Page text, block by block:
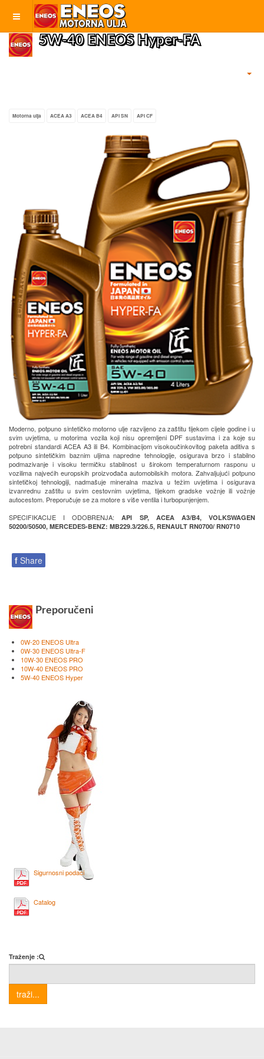
5W-40 ENEOS Hyper-FA
Motorna ulja ACEA A3 ACEA B4 API SN API CF
Moderno, potpuno sintetičko motorno ulje razvijeno za zaštitu tijekom cijele godine i u
svim uvjetima, u motorima vozila koji nisu opremljeni DPF sustavima i za koje su
potrebni standardi ACEA A3 ili B4. Kombinacijom visokoučinkovitog paketa aditiva s
potpuno sintetičkim baznim uljima napredne tehnologije, osigurava brzo i stabilno
podmazivanje i visoku termičku stabilnost u širokom temperaturnom rasponu u
vozilima najvećih europskih proizvođača automobilskih motora. Zahvaljujući potpuno
sintetičkoj tehnologiji, nadmašuje mineralna maziva u težim uvjetima i osigurava
izvanrednu zaštitu u svim cestovnim uvjetima, tijekom gradske vožnje ili vožnje
autocestom. Preporučuje se za motore s više ventila i turbopunjenjem.
SPECIFIKACIJE I ODOBRENJA: API SP, ACEA A3/B4, VOLKSWAGEN
50200/50500, MERCEDES-BENZ: MB229.3/226.5, RENAULT RN0700/ RN0710
f Share
Preporučeni
0W-20 ENEOS Ultra
0W-30 ENEOS Ultra-F
10W-30 ENEOS PRO
10W-40 ENEOS PRO
5W-40 ENEOS Hyper
Sigurnosni podaci
Catalog
Traženje :
traži...